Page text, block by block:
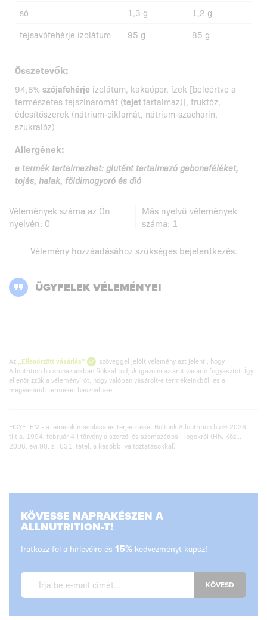
só 1,3 g
1,2 g
tejsavófehérje izolátum
95 g 85 g
Összetevők:
94,8% szójafehérje izolátum, kakaópor, ízek [beleértve a
természetes tejszínaromát (tejettartalmaz)], fruktóz,
édesítőszerek (nátrium-ciklamát, nátrium-szacharin,
szukralóz)
Allergének:
a termék tartalmazhat: glutént tartalmazó gabonaféléket,
tojás, halak, földimogyoró és dió
Vélemények száma az Ön
nyelvén: 0
Más nyelvű vélemények
száma: 1
Vélemény hozzáadásához szükséges bejelentkezés.
ÜGYFELEK VÉLEMÉNYEI
Az „Ellenőrzött vásárlás”
szöveggel jelölt vélemény azt jelenti, hogy
Allnutrition.hu áruházunkban fiókkal tudjuk igazolni az árut vásárló fogyasztót. Így
ellenőrizzük a véleményírót, hogy valóban vásárolt-e termékeinkből, és a
megvásárolt terméket használta-e.
FIGYELEM - a leírások másolása és terjesztését Boltunk Allnutrition.hu © 2026
tiltja. 1994. február 4-i törvény a szerzői és szomszédos - jogokról (Hiv. Közl..
2006. évi 90. z., 631. tétel, a későbbi változtatásokkal)
KÖVESSE NAPRAKÉSZEN A
ALLNUTRITION-T!
Iratkozz fel a hírlevélre és 15% kedvezményt kapsz!
KÖVESD